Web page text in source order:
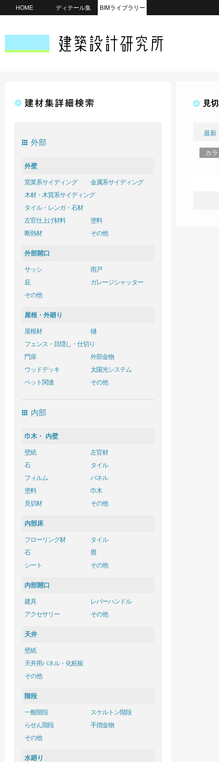
HOME ディテール集 BIMライブラリー
外部
外壁
窯業系サイディング
金属系サイディング
木材・木質系サイディング
タイル・レンガ・石材
左官仕上げ材料
塗料
断熱材
その他
外部開口
サッシ
雨戸
庇
ガレージシャッター
その他
屋根・外廻り
屋根材
樋
フェンス・目隠し・仕切り
門扉
外部金物
ウッドデッキ
太陽光システム
ペット関連
その他
内部
巾木・ 内壁
壁紙
左官材
石
タイル
フィルム
パネル
塗料
巾木
見切材
その他
内部床
フローリング材
タイル
石
畳
シート
その他
内部開口
建具
レバーハンドル
アクセサリー
その他
天井
壁紙
天井用パネル・化粧板
その他
階段
一般階段
スケルトン階段
らせん階段
手摺金物
その他
水廻り
見
最新
カ